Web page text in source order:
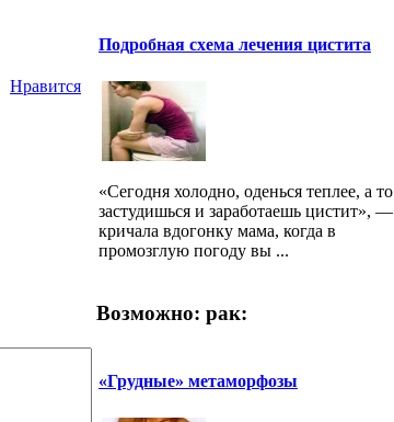
Нравится
Подробная схема лечения цистита
«Сегодня холодно, оденься теплее, а то
застудишься и заработаешь цистит», —
кричала вдогонку мама, когда в
промозглую погоду вы ...
Возможно: рак:
«Грудные» метаморфозы